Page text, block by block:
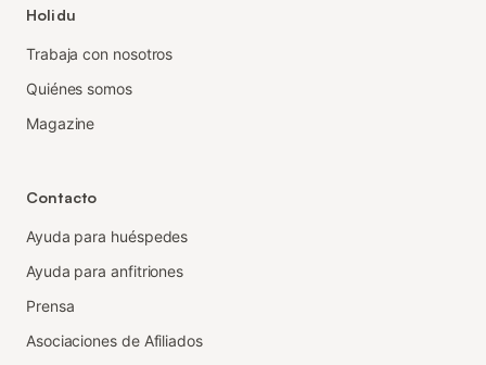
Holidu
Trabaja con nosotros
Quiénes somos
Magazine
Contacto
Ayuda para huéspedes
Ayuda para anfitriones
Prensa
Asociaciones de Afiliados